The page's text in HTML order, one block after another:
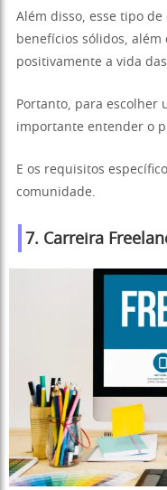
Além disso, esse tipo
benefícios sólidos,
positivamente a vida
Portanto, para escolher
importante entender o
E os requisitos
comunidade.
7. Carreira